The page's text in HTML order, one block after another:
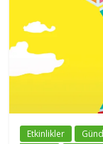
Etkinlikler